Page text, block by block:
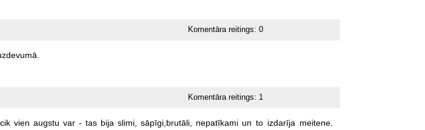
Komentāra reitings:0
Komentāra reitings: 1
cik vien augstu var - tas bija slimi, sāpīgi,brutāli, nepatīkami un to izdarīja meitene.